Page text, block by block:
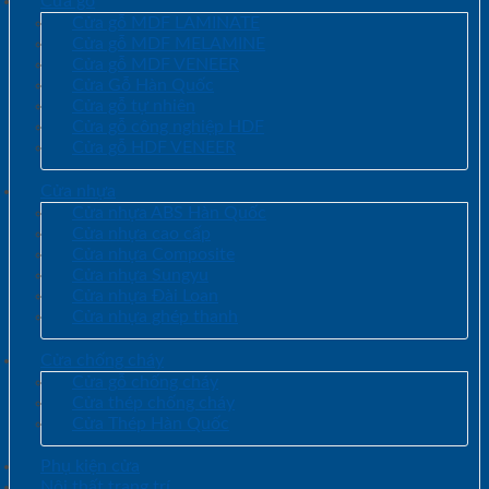
Cửa gỗ MDF LAMINATE
Cửa gỗ MDF MELAMINE
Cửa gỗ MDF VENEER
Cửa Gỗ Hàn Quốc
Cửa gỗ tự nhiên
Cửa gỗ công nghiệp HDF
Cửa gỗ HDF VENEER
Cửa nhựa
Cửa nhựa ABS Hàn Quốc
Cửa nhựa cao cấp
Cửa nhựa Composite
Cửa nhựa Sungyu
Cửa nhựa Đài Loan
Cửa nhựa ghép thanh
Cửa chống cháy
Cửa gỗ chống cháy
Cửa thép chống cháy
Cửa Thép Hàn Quốc
Phụ kiện cửa